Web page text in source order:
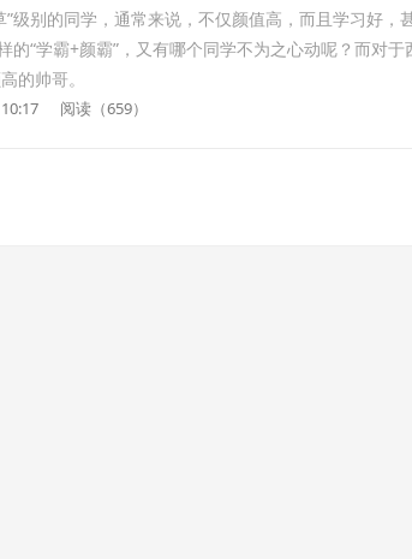
”级别的同学，通常来说，不仅颜值高，而且学习好，
的“学霸+颜霸”，又有哪个同学不为之心动呢？而对
的帅哥。
阅读（659）